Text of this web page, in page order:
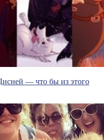
— что бы из этого